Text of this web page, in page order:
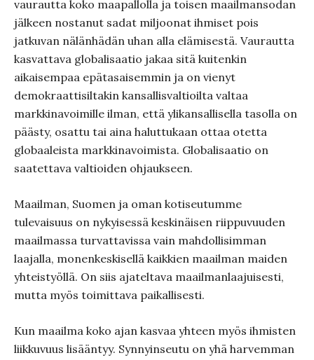
vaurautta koko maapallolla ja toisen maailmansodan
jälkeen nostanut sadat miljoonat ihmiset pois
jatkuvan nälänhädän uhan alla elämisestä. Vaurautta
kasvattava globalisaatio jakaa sitä kuitenkin
aikaisempaa epätasaisemmin ja on vienyt
demokraattisiltakin kansallisvaltioilta valtaa
markkinavoimille ilman, että ylikansallisella tasolla on
päästy, osattu tai aina haluttukaan ottaa otetta
globaaleista markkinavoimista. Globalisaatio on
saatettava valtioiden ohjaukseen.
Maailman, Suomen ja oman kotiseutumme
tulevaisuus on nykyisessä keskinäisen riippuvuuden
maailmassa turvattavissa vain mahdollisimman
laajalla, monenkeskisellä kaikkien maailman maiden
yhteistyöllä. On siis ajateltava maailmanlaajuisesti,
mutta myös toimittava paikallisesti.
Kun maailma koko ajan kasvaa yhteen myös ihmisten
liikkuvuus lisääntyy. Synnyinseutu on yhä harvemman